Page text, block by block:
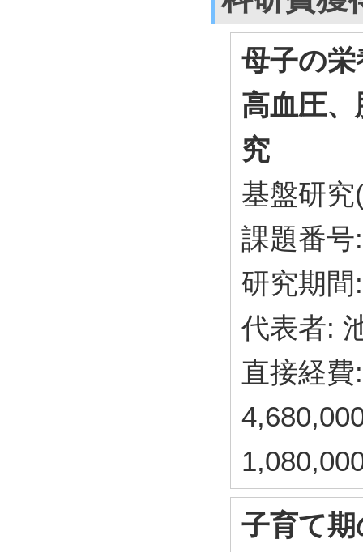
母子の
高血圧
究
基盤研究
課題番号
研究期
代表者:
直接経
子育て